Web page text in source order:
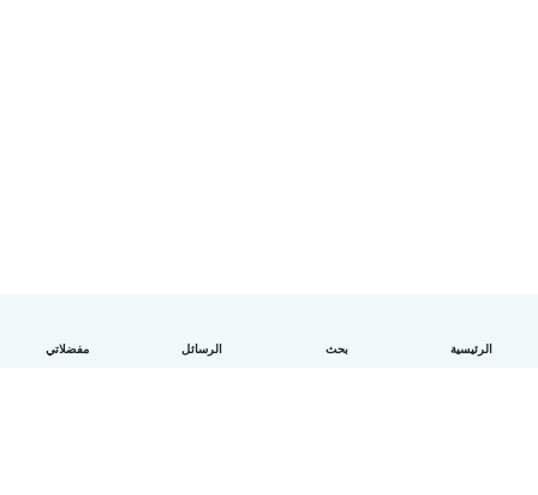
الرئيسية بحث الرسائل مفضلاتي